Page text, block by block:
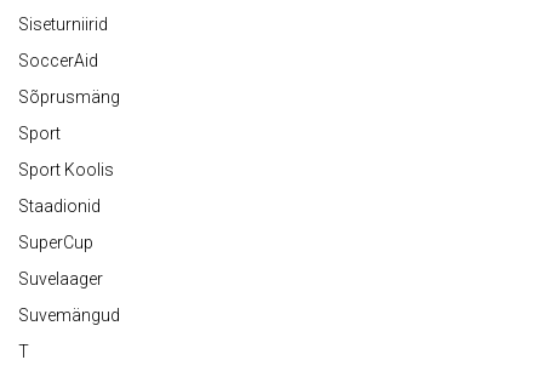
Siseturniirid
SoccerAid
Sõprusmäng
Sport
Sport Koolis
Staadionid
SuperCup
Suvelaager
Suvemängud
T